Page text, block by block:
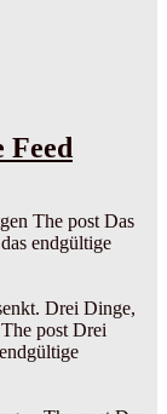
Feed
The post Das
endgültige
Drei Dinge,
post Drei